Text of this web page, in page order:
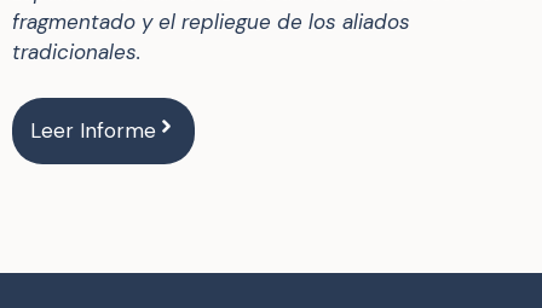
fragmentado y el repliegue de los aliados
tradicionales.
Leer Informe